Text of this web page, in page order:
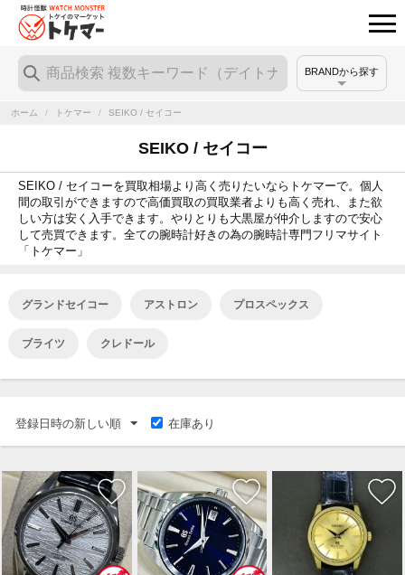
BRANDから探す
ホーム / トケマー / SEIKO / セイコー
SEIKO / セイコー
SEIKO / セイコーを買取相場より高く売りたいならトケマーで。個人
間の取引ができますので高価買取の買取業者よりも高く売れ、また欲
しい方は安く入手できます。やりとりも大黒屋が仲介しますので安心
して売買できます。全ての腕時計好きの為の腕時計専門フリマサイト
「トケマー」
グランドセイコー アストロン プロスペックス
ブライツ クレドール
登録日時の新しい順 在庫あり